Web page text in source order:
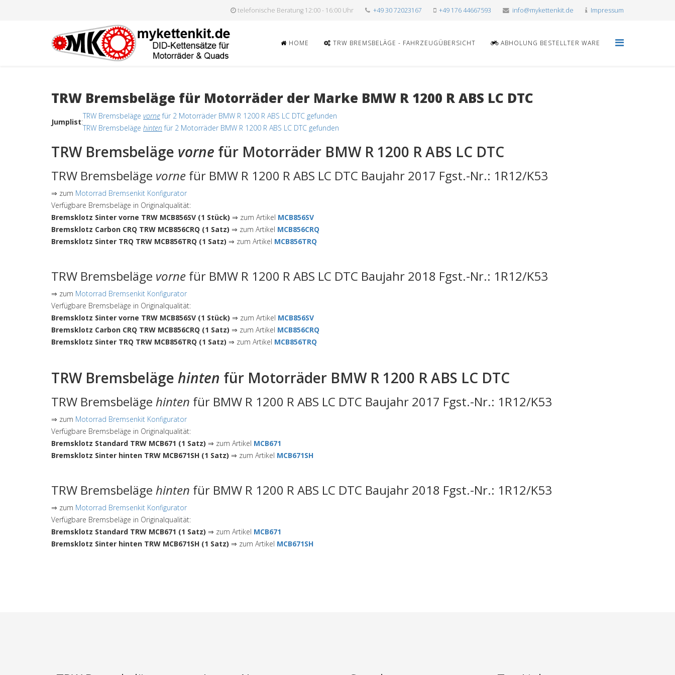
telefonische Beratung 12:00 - 16:00 Uhr +49 30 72023167 +49 176 44667593 info@mykettenkit.de Impressum
HOME TRW BREMSBELÄGE - FAHRZEUGÜBERSICHT ABHOLUNG BESTELLTER WARE
TRW Bremsbeläge für Motorräder der Marke BMW R 1200 R ABS LC DTC
Jumplist:
TRW Bremsbeläge vornefür 2 Motorräder BMW R 1200 R ABS LC DTC gefunden
TRW Bremsbeläge hinten für 2 Motorräder BMW R 1200 R ABS LC DTC gefunden
TRW Bremsbeläge vorne für Motorräder BMW R 1200 R ABS LC DTC
TRW Bremsbeläge vorne für BMW R 1200 R ABS LC DTC Baujahr 2017 Fgst.-Nr.: 1R12/K53
⇒ zum Motorrad Bremsenkit Konfigurator
Verfügbare Bremsbeläge in Originalqualität:
Bremsklotz Sinter vorne TRW MCB856SV (1 Stück) ⇒ zum Artikel MCB856SV
Bremsklotz Carbon CRQ TRW MCB856CRQ (1 Satz) ⇒ zum Artikel MCB856CRQ
Bremsklotz Sinter TRQ TRW MCB856TRQ (1 Satz) ⇒ zum Artikel MCB856TRQ
TRW Bremsbeläge vorne für BMW R 1200 R ABS LC DTC Baujahr 2018 Fgst.-Nr.: 1R12/K53
⇒ zum Motorrad Bremsenkit Konfigurator
Verfügbare Bremsbeläge in Originalqualität:
Bremsklotz Sinter vorne TRW MCB856SV (1 Stück) ⇒ zum Artikel MCB856SV
Bremsklotz Carbon CRQ TRW MCB856CRQ (1 Satz) ⇒ zum Artikel MCB856CRQ
Bremsklotz Sinter TRQ TRW MCB856TRQ (1 Satz) ⇒ zum Artikel MCB856TRQ
TRW Bremsbeläge hinten für Motorräder BMW R 1200 R ABS LC DTC
TRW Bremsbeläge hinten für BMW R 1200 R ABS LC DTC Baujahr 2017 Fgst.-Nr.: 1R12/K53
⇒ zum Motorrad Bremsenkit Konfigurator
Verfügbare Bremsbeläge in Originalqualität:
Bremsklotz Standard TRW MCB671 (1 Satz) ⇒ zum Artikel MCB671
Bremsklotz Sinter hinten TRW MCB671SH (1 Satz) ⇒ zum Artikel MCB671SH
TRW Bremsbeläge hinten für BMW R 1200 R ABS LC DTC Baujahr 2018 Fgst.-Nr.: 1R12/K53
⇒ zum Motorrad Bremsenkit Konfigurator
Verfügbare Bremsbeläge in Originalqualität:
Bremsklotz Standard TRW MCB671 (1 Satz) ⇒ zum Artikel MCB671
Bremsklotz Sinter hinten TRW MCB671SH (1 Satz) ⇒ zum Artikel MCB671SH